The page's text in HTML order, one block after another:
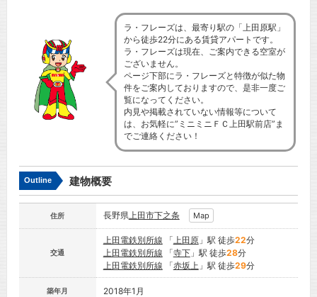
ラ・フレーズは、最寄り駅の「上田原駅」
から徒歩22分にある賃貸アパートです。
ラ・フレーズは現在、ご案内できる空室が
ございません。
ページ下部にラ・フレーズと特徴が似た物
件をご案内しておりますので、是非一度ご
覧になってください。
内見や掲載されていない情報等について
は、お気軽に”ミニミニＦＣ上田駅前店”ま
でご連絡ください！
Outline 建物概要
住所 長野県上田市下之条 Map
交通
上田電鉄別所線 「上田原」駅 徒歩22分
上田電鉄別所線 「寺下」駅 徒歩28分
上田電鉄別所線 「赤坂上」駅 徒歩29分
築年月 2018年1月